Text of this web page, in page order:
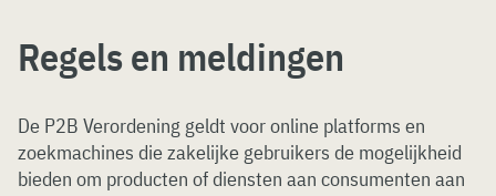
Regels en meldingen
De P2B Verordening geldt voor online platforms en
zoekmachines die zakelijke gebruikers de mogelijkheid
bieden om producten of diensten aan consumenten aan